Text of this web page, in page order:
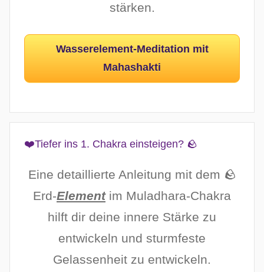
stärken.
Wasserelement-Meditation mit
Mahashakti
❤️Tiefer ins 1. Chakra einsteigen? 🪨
Eine detaillierte Anleitung mit dem 🪨
Erd-Elementim Muladhara-Chakra
hilft dir deine innere Stärke zu
entwickeln und sturmfeste
Gelassenheit zu entwickeln.